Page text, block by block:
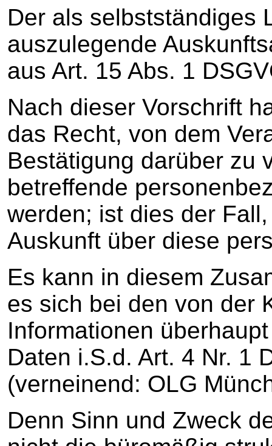
Der als selbstständiges
auszulegende
aus Art. 15 Abs. 1
Nach dieser Vorschrift
das Recht, von dem
Bestätigung darüber zu
betreffende
werden; ist dies der
Auskunft über diese
Es kann in diesem
es sich bei den von der
Informationen
Daten i.S.d. Art. 4 Nr. 1
(verneinend: OLG
Denn Sinn und Zweck